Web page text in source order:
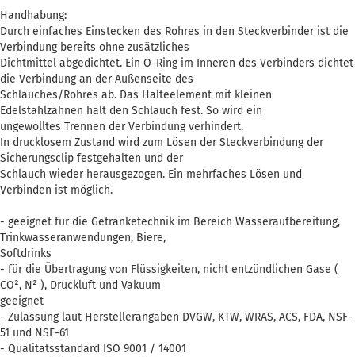
Handhabung:
Durch einfaches Einstecken des Rohres in den Steckverbinder ist die
Verbindung bereits ohne zusätzliches
Dichtmittel abgedichtet. Ein O-Ring im Inneren des Verbinders dichtet
die Verbindung an der Außenseite des
Schlauches/Rohres ab. Das Halteelement mit kleinen
Edelstahlzähnen hält den Schlauch fest. So wird ein
ungewolltes Trennen der Verbindung verhindert.
In drucklosem Zustand wird zum Lösen der Steckverbindung der
Sicherungsclip festgehalten und der
Schlauch wieder herausgezogen. Ein mehrfaches Lösen und
Verbinden ist möglich.
- geeignet für die Getränketechnik im Bereich Wasseraufbereitung,
Trinkwasseranwendungen, Biere,
Softdrinks
- für die Übertragung von Flüssigkeiten, nicht entzündlichen Gase (
CO², N² ), Druckluft und Vakuum
geeignet
- Zulassung laut Herstellerangaben DVGW, KTW, WRAS, ACS, FDA, NSF-
51 und NSF-61
- Qualitätsstandard ISO 9001 / 14001